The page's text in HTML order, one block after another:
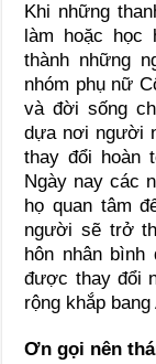
Khi những
làm hoặc
thành những
nhóm phụ nữ
và đời sống
dựa nơi người
thay đổi hoàn
Ngày nay các
họ quan tâm
người sẽ trở
hôn nhân
được thay đổi
rộng khắp
Ơn gọi nên